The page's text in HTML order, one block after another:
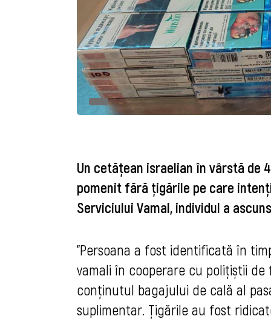
Un cetăţean israelian în vârstă de
pomenit fără ţigările pe care
Serviciului Vamal, individul a
"Persoana a fost identificată în
vamali în cooperare cu polițiștii
conținutul bagajului de cală al
suplimentar. Țigările au fost